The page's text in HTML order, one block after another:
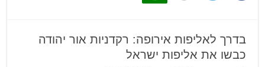
בדרך לאליפות אירופה: רקדניות אור יהודה
כבשו את אליפות ישראל